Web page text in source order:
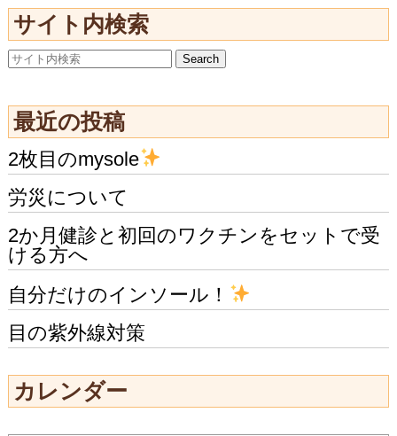
サイト内検索
最近の投稿
2枚目のmysole
労災について
2か月健診と初回のワクチンをセットで受
ける方へ
自分だけのインソール！
目の紫外線対策
カレンダー